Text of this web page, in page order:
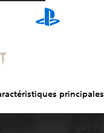
principales